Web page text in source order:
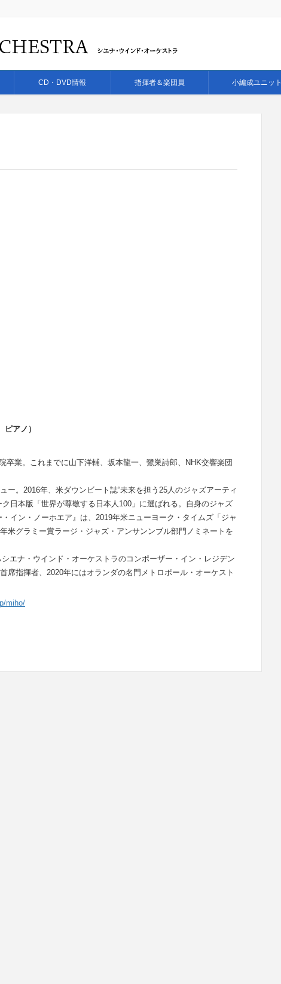
CD・DVD情報 指揮者＆楽団員 小編成ユニット
アノ）
卒業。これまでに山下洋輔、坂本龍一、鷺巣詩郎、NHK交響楽団
ー。2016年、米ダウンビート誌“未来を担う25人のジャズアーティ
日本版「世界が尊敬する日本人100」に選ばれる。自身のジャズ
イン・ノーホエア』は、2019年米ニューヨーク・タイムズ「ジャ
米グラミー賞ラージ・ジャズ・アンサンンブル部門ノミネートを
エナ・ウインド・オーケストラのコンポーザー・イン・レジデン
席指揮者、2020年にはオランダの名門メトロポール・オーケスト
miho/